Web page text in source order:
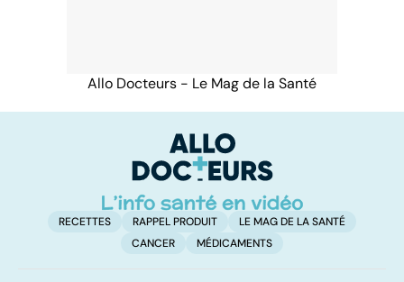
Allo Docteurs - Le Mag de la Santé
RECETTES RAPPEL PRODUIT
LE MAG DE LA SANTÉ
CANCER
MÉDICAMENTS